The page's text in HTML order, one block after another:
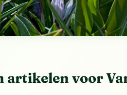
artikelen voor